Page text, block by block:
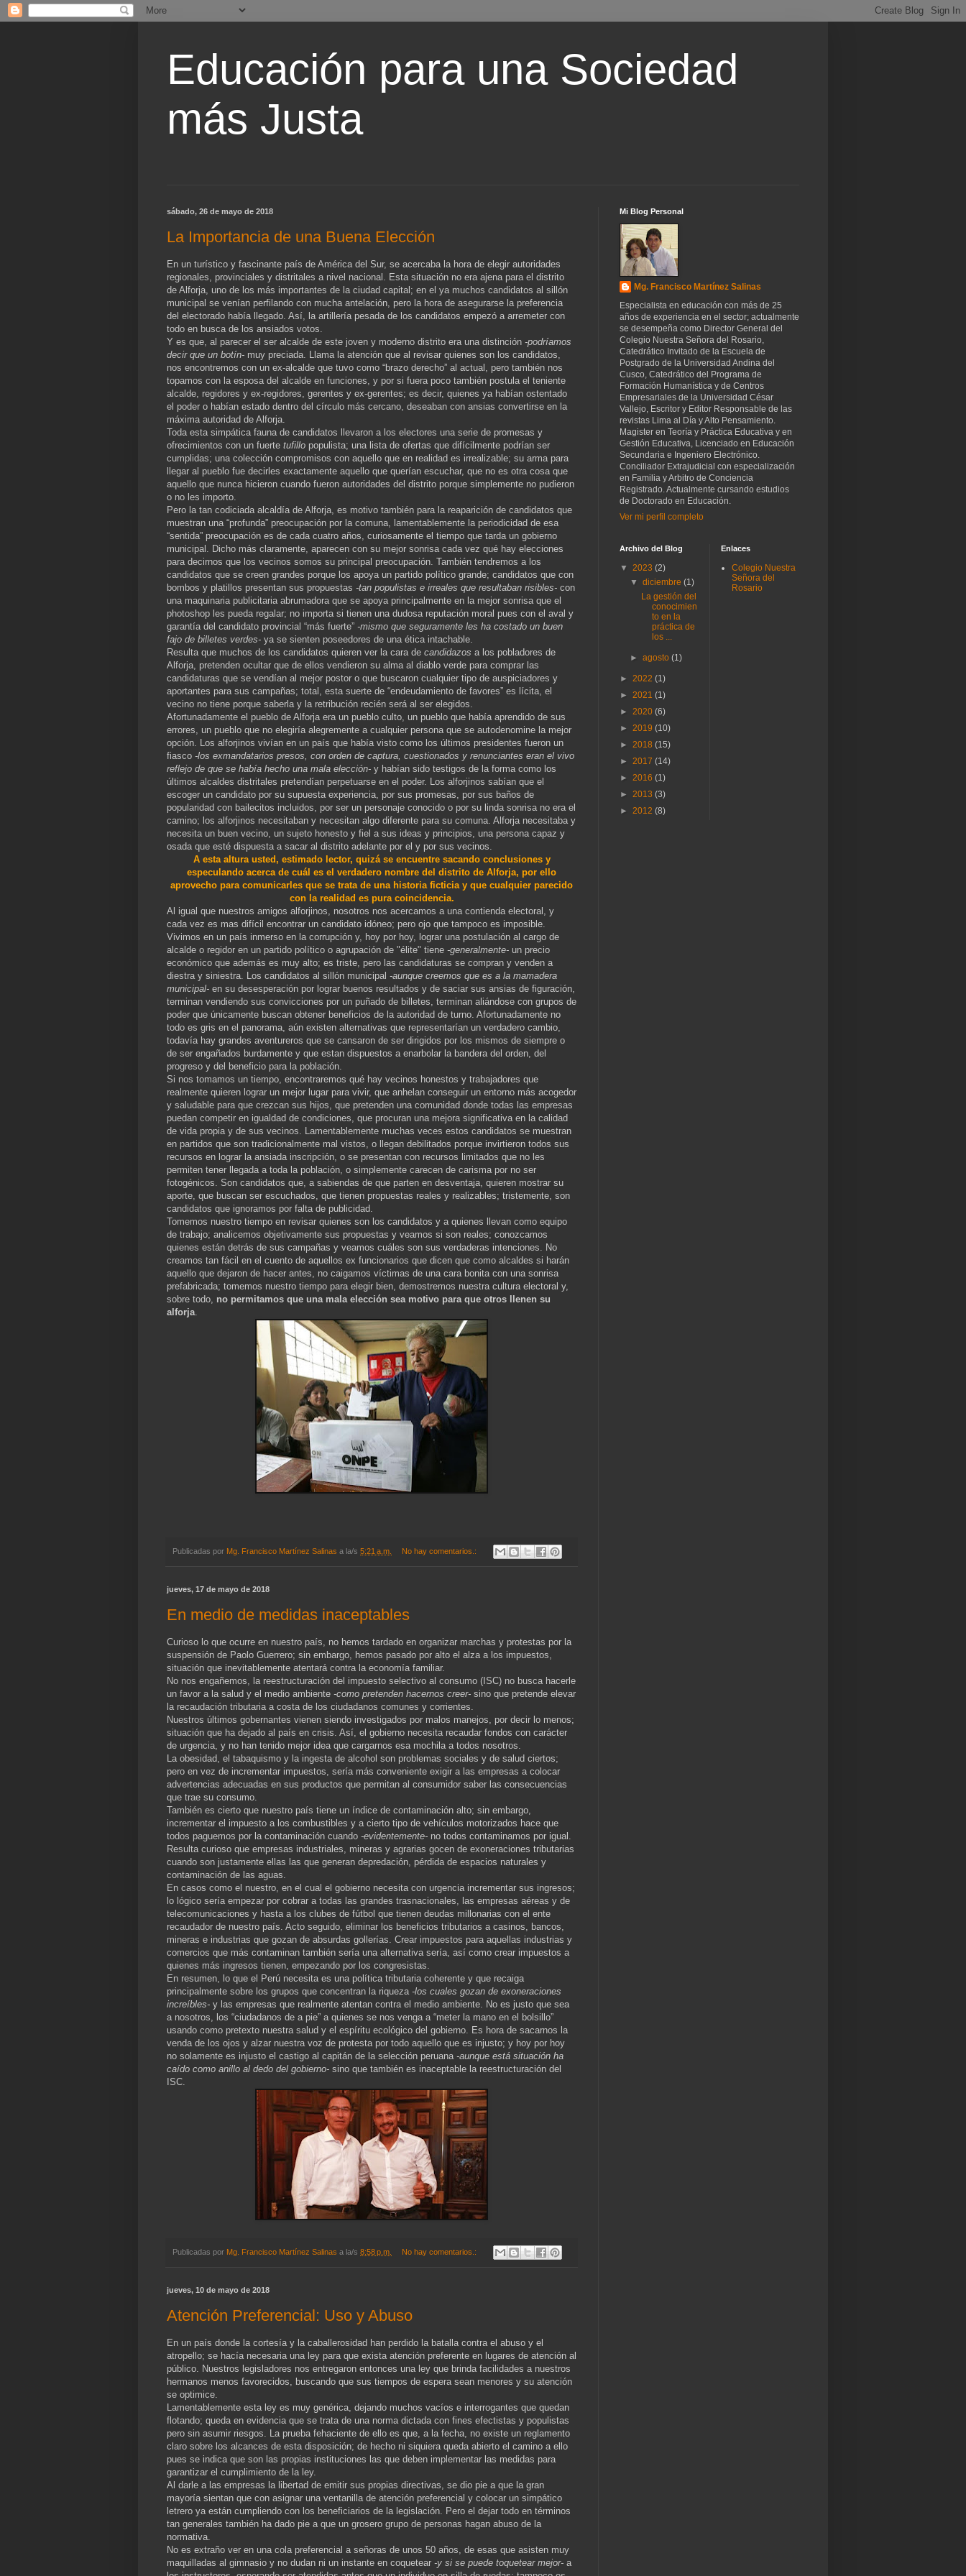
Educación para una Sociedad
más Justa
sábado, 26 de mayo de 2018
La Importancia de una Buena Elección
En un turístico y fascinante país de América del Sur, se acercaba la hora de elegir autoridades
regionales, provinciales y distritales a nivel nacional. Esta situación no era ajena para el distrito
de Alforja, uno de los más importantes de la ciudad capital; en el ya muchos candidatos al sillón
municipal se venían perfilando con mucha antelación, pero la hora de asegurarse la preferencia
del electorado había llegado. Así, la artillería pesada de los candidatos empezó a arremeter con
todo en busca de los ansiados votos.
Y es que, al parecer el ser alcalde de este joven y moderno distrito era una distinción -podríamos
decir que un botín- muy preciada. Llama la atención que al revisar quienes son los candidatos,
nos encontremos con un ex-alcalde que tuvo como “brazo derecho” al actual, pero también nos
topamos con la esposa del alcalde en funciones, y por si fuera poco también postula el teniente
alcalde, regidores y ex-regidores, gerentes y ex-gerentes; es decir, quienes ya habían ostentado
el poder o habían estado dentro del círculo más cercano, deseaban con ansias convertirse en la
máxima autoridad de Alforja.
Toda esta simpática fauna de candidatos llevaron a los electores una serie de promesas y
ofrecimientos con un fuerte tufillo populista; una lista de ofertas que difícilmente podrían ser
cumplidas; una colección compromisos con aquello que en realidad es irrealizable; su arma para
llegar al pueblo fue decirles exactamente aquello que querían escuchar, que no es otra cosa que
aquello que nunca hicieron cuando fueron autoridades del distrito porque simplemente no pudieron
o no les importo.
Pero la tan codiciada alcaldía de Alforja, es motivo también para la reaparición de candidatos que
muestran una “profunda” preocupación por la comuna, lamentablemente la periodicidad de esa
“sentida” preocupación es de cada cuatro años, curiosamente el tiempo que tarda un gobierno
municipal. Dicho más claramente, aparecen con su mejor sonrisa cada vez qué hay elecciones
para decirnos que los vecinos somos su principal preocupación. También tendremos a los
candidatos que se creen grandes porque los apoya un partido político grande; candidatos que con
bombos y platillos presentan sus propuestas -tan populistas e irreales que resultaban risibles- con
una maquinaria publicitaria abrumadora que se apoya principalmente en la mejor sonrisa que el
photoshop les pueda regalar; no importa si tienen una dudosa reputación moral pues con el aval y
garantía del candidato provincial “más fuerte” -mismo que seguramente les ha costado un buen
fajo de billetes verdes- ya se sienten poseedores de una ética intachable.
Resulta que muchos de los candidatos quieren ver la cara de candidazos a los pobladores de
Alforja, pretenden ocultar que de ellos vendieron su alma al diablo verde para comprar las
candidaturas que se vendían al mejor postor o que buscaron cualquier tipo de auspiciadores y
aportantes para sus campañas; total, esta suerte de “endeudamiento de favores” es lícita, el
vecino no tiene porque saberla y la retribución recién será al ser elegidos.
Afortunadamente el pueblo de Alforja era un pueblo culto, un pueblo que había aprendido de sus
errores, un pueblo que no elegiría alegremente a cualquier persona que se autodenomine la mejor
opción. Los alforjinos vivían en un país que había visto como los últimos presidentes fueron un
fiasco -los exmandatarios presos, con orden de captura, cuestionados y renunciantes eran el vivo
reflejo de que se había hecho una mala elección- y habían sido testigos de la forma como los
últimos alcaldes distritales pretendían perpetuarse en el poder. Los alforjinos sabían que el
escoger un candidato por su supuesta experiencia, por sus promesas, por sus baños de
popularidad con bailecitos incluidos, por ser un personaje conocido o por su linda sonrisa no era el
camino; los alforjinos necesitaban y necesitan algo diferente para su comuna. Alforja necesitaba y
necesita un buen vecino, un sujeto honesto y fiel a sus ideas y principios, una persona capaz y
osada que esté dispuesta a sacar al distrito adelante por el y por sus vecinos.
A esta altura usted, estimado lector, quizá se encuentre sacando conclusiones y
especulando acerca de cuál es el verdadero nombre del distrito de Alforja, por ello
aprovecho para comunicarles que se trata de una historia ficticia y que cualquier parecido
con la realidad es pura coincidencia.
Al igual que nuestros amigos alforjinos, nosotros nos acercamos a una contienda electoral, y
cada vez es mas difícil encontrar un candidato idóneo; pero ojo que tampoco es imposible.
Vivimos en un país inmerso en la corrupción y, hoy por hoy, lograr una postulación al cargo de
alcalde o regidor en un partido político o agrupación de "élite" tiene -generalmente- un precio
económico que además es muy alto; es triste, pero las candidaturas se compran y venden a
diestra y siniestra. Los candidatos al sillón municipal -aunque creemos que es a la mamadera
municipal- en su desesperación por lograr buenos resultados y de saciar sus ansias de figuración,
terminan vendiendo sus convicciones por un puñado de billetes, terminan aliándose con grupos de
poder que únicamente buscan obtener beneficios de la autoridad de turno. Afortunadamente no
todo es gris en el panorama, aún existen alternativas que representarían un verdadero cambio,
todavía hay grandes aventureros que se cansaron de ser dirigidos por los mismos de siempre o
de ser engañados burdamente y que estan dispuestos a enarbolar la bandera del orden, del
progreso y del beneficio para la población.
Si nos tomamos un tiempo, encontraremos qué hay vecinos honestos y trabajadores que
realmente quieren lograr un mejor lugar para vivir, que anhelan conseguir un entorno más acogedor
y saludable para que crezcan sus hijos, que pretenden una comunidad donde todas las empresas
puedan competir en igualdad de condiciones, que procuran una mejora significativa en la calidad
de vida propia y de sus vecinos. Lamentablemente muchas veces estos candidatos se muestran
en partidos que son tradicionalmente mal vistos, o llegan debilitados porque invirtieron todos sus
recursos en lograr la ansiada inscripción, o se presentan con recursos limitados que no les
permiten tener llegada a toda la población, o simplemente carecen de carisma por no ser
fotogénicos. Son candidatos que, a sabiendas de que parten en desventaja, quieren mostrar su
aporte, que buscan ser escuchados, que tienen propuestas reales y realizables; tristemente, son
candidatos que ignoramos por falta de publicidad.
Tomemos nuestro tiempo en revisar quienes son los candidatos y a quienes llevan como equipo
de trabajo; analicemos objetivamente sus propuestas y veamos si son reales; conozcamos
quienes están detrás de sus campañas y veamos cuáles son sus verdaderas intenciones. No
creamos tan fácil en el cuento de aquellos ex funcionarios que dicen que como alcaldes si harán
aquello que dejaron de hacer antes, no caigamos víctimas de una cara bonita con una sonrisa
prefabricada; tomemos nuestro tiempo para elegir bien, demostremos nuestra cultura electoral y,
sobre todo, no permitamos que una mala elección sea motivo para que otros llenen su
alforja
Publicadas por Mg. Francisco Martínez Salinas a la/s 5:21 a.m. No hay comentarios.:
jueves, 17 de mayo de 2018
En medio de medidas inaceptables
Curioso lo que ocurre en nuestro país, no hemos tardado en organizar marchas y protestas por la
suspensión de Paolo Guerrero; sin embargo, hemos pasado por alto el alza a los impuestos,
situación que inevitablemente atentará contra la economía familiar.
No nos engañemos, la reestructuración del impuesto selectivo al consumo (ISC) no busca hacerle
un favor a la salud y el medio ambiente -como pretenden hacernos creer- sino que pretende elevar
la recaudación tributaria a costa de los ciudadanos comunes y corrientes.
Nuestros últimos gobernantes vienen siendo investigados por malos manejos, por decir lo menos;
situación que ha dejado al país en crisis. Así, el gobierno necesita recaudar fondos con carácter
de urgencia, y no han tenido mejor idea que cargarnos esa mochila a todos nosotros.
La obesidad, el tabaquismo y la ingesta de alcohol son problemas sociales y de salud ciertos;
pero en vez de incrementar impuestos, sería más conveniente exigir a las empresas a colocar
advertencias adecuadas en sus productos que permitan al consumidor saber las consecuencias
que trae su consumo.
También es cierto que nuestro país tiene un índice de contaminación alto; sin embargo,
incrementar el impuesto a los combustibles y a cierto tipo de vehículos motorizados hace que
todos paguemos por la contaminación cuando -evidentemente- no todos contaminamos por igual.
Resulta curioso que empresas industriales, mineras y agrarias gocen de exoneraciones tributarias
cuando son justamente ellas las que generan depredación, pérdida de espacios naturales y
contaminación de las aguas.
En casos como el nuestro, en el cual el gobierno necesita con urgencia incrementar sus ingresos;
lo lógico sería empezar por cobrar a todas las grandes trasnacionales, las empresas aéreas y de
telecomunicaciones y hasta a los clubes de fútbol que tienen deudas millonarias con el ente
recaudador de nuestro país. Acto seguido, eliminar los beneficios tributarios a casinos, bancos,
mineras e industrias que gozan de absurdas gollerías. Crear impuestos para aquellas industrias y
comercios que más contaminan también sería una alternativa sería, así como crear impuestos a
quienes más ingresos tienen, empezando por los congresistas.
En resumen, lo que el Perú necesita es una política tributaria coherente y que recaiga
principalmente sobre los grupos que concentran la riqueza -los cuales gozan de exoneraciones
increíbles- y las empresas que realmente atentan contra el medio ambiente. No es justo que sea
a nosotros, los “ciudadanos de a pie” a quienes se nos venga a “meter la mano en el bolsillo”
usando como pretexto nuestra salud y el espíritu ecológico del gobierno. Es hora de sacarnos la
venda de los ojos y alzar nuestra voz de protesta por todo aquello que es injusto; y hoy por hoy
no solamente es injusto el castigo al capitán de la selección peruana -aunque está situación ha
caído como anillo al dedo del gobierno- sino que también es inaceptable la reestructuración del
ISC.
Publicadas por Mg. Francisco Martínez Salinas a la/s 8:58 p.m. No hay comentarios.:
jueves, 10 de mayo de 2018
Atención Preferencial: Uso y Abuso
En un país donde la cortesía y la caballerosidad han perdido la batalla contra el abuso y el
atropello; se hacía necesaria una ley para que exista atención preferente en lugares de atención al
público. Nuestros legisladores nos entregaron entonces una ley que brinda facilidades a nuestros
hermanos menos favorecidos, buscando que sus tiempos de espera sean menores y su atención
se optimice.
Lamentablemente esta ley es muy genérica, dejando muchos vacíos e interrogantes que quedan
flotando; queda en evidencia que se trata de una norma dictada con fines efectistas y populistas
pero sin asumir riesgos. La prueba fehaciente de ello es que, a la fecha, no existe un reglamento
claro sobre los alcances de esta disposición; de hecho ni siquiera queda abierto el camino a ello
pues se indica que son las propias instituciones las que deben implementar las medidas para
garantizar el cumplimiento de la ley.
Al darle a las empresas la libertad de emitir sus propias directivas, se dio pie a que la gran
mayoría sientan que con asignar una ventanilla de atención preferencial y colocar un simpático
letrero ya están cumpliendo con los beneficiarios de la legislación. Pero el dejar todo en términos
tan generales también ha dado pie a que un grosero grupo de personas hagan abuso de la
normativa.
No es extraño ver en una cola preferencial a señoras de unos 50 años, de esas que asisten muy
maquilladas al gimnasio y no dudan ni un instante en coquetear -y si se puede toquetear mejor- a
Mi Blog Personal
Mg. Francisco Martínez Salinas
Especialista en educación con más de 25
años de experiencia en el sector; actualmente
se desempeña como Director General del
Colegio Nuestra Señora del Rosario,
Catedrático Invitado de la Escuela de
Postgrado de la Universidad Andina del
Cusco, Catedrático del Programa de
Formación Humanística y de Centros
Empresariales de la Universidad César
Vallejo, Escritor y Editor Responsable de las
revistas Lima al Día y Alto Pensamiento.
Magister en Teoría y Práctica Educativa y en
Gestión Educativa, Licenciado en Educación
Secundaria e Ingeniero Electrónico.
Conciliador Extrajudicial con especialización
en Familia y Arbitro de Conciencia
Registrado. Actualmente cursando estudios
de Doctorado en Educación.
Ver mi perfil completo
Archivo del Blog
▼ 2023 (2)
▼diciembre(1)
La gestión del
conocimien
to en la
práctica de
los ...
►agosto(1)
► 2022 (1)
► 2021 (1)
► 2020 (6)
► 2019 (10)
► 2018 (15)
► 2017 (14)
► 2016 (1)
► 2013 (3)
► 2012 (8)
Enlaces
Colegio Nuestra
Señora del
Rosario